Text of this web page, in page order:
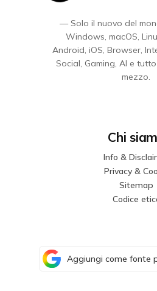
— Solo il nuovo del
Windows, macOS,
Android, iOS, Browser,
Social, Gaming, AI e
mezzo.
Chi
Info &
Privacy &
Sitemap
Codice
Aggiungi come fonte